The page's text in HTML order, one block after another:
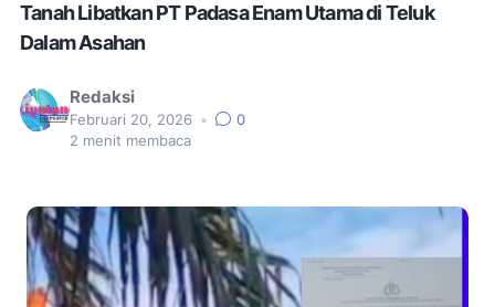
Tanah Libatkan PT Padasa Enam Utama di Teluk
Dalam Asahan
Redaksi
Februari 20, 2026 •
0
2 menit membaca